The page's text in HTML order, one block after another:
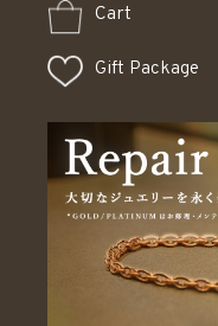
Cart
Gift Package